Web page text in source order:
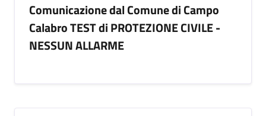
Comunicazione dal Comune di Campo
Calabro TEST di PROTEZIONE CIVILE -
NESSUN ALLARME